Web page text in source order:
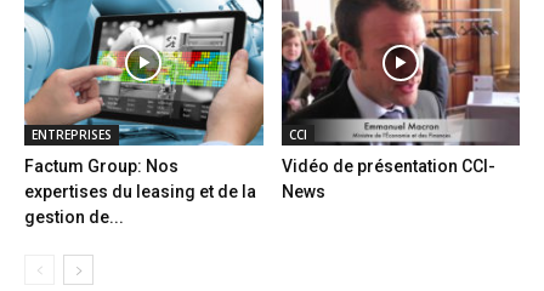
ENTREPRISES
Factum Group: Nos
expertises du leasing et de la
gestion de...
CCI
Vidéo de présentation CCI-
News